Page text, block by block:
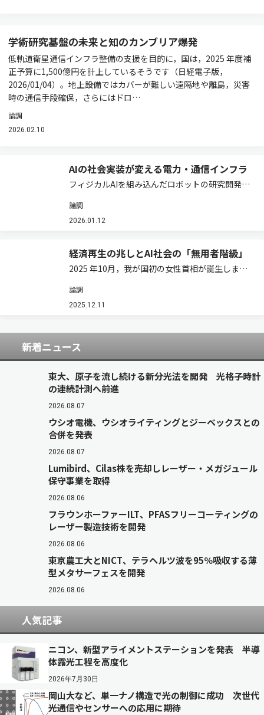
学術研究基盤の未来と知のカンブリア爆発
低軌道衛星通信インフラ整備の支援を目的に，国は，2025 年度補
正予算に1,500億円を計上しているそうです（日経電子版，
2026/01/04）。地上設備ではカバーが難しい遠隔地や離島，災害
時の通信手段確保，さらにはドロ…
論調
2026.02.10
AIの社会実装が変える電力・通信インフラ
フィジカルAIを組み込んだロボットの研究開発が
初旬，「2025国際ロボット展（iREX2025）」が
開催されました
論調
2026.01.12
経済再生の兆しとAI社会の「無用者階級」
2025 年10月，我が国初の女性首相が誕生しまし
歓迎，期待しているようです。同時に，どの様な
政策が打ち出されるかに関連しての議論は沸騰気
論調
2025.12.11
新着ニュース
東大、原子を流し続ける新分光法を開発 光格子時計
の連続計測へ前進
2026.08.07
ウシオ電機、ウシオライティングとジーベックスとの
合併を発表
2026.08.07
Lumibird、Cilas株を売却しレーザー・メガジュール
保守事業を取得
2026.08.06
フラウンホーファーILT、PFASフリーコーティングの
レーザー製造技術を開発
2026.08.06
東京農工大とNICT、テラヘルツ波を95％吸収する薄
型メタサーフェスを開発
2026.08.06
人気記事
ニコン、新型アライメントステーションを発表 半導
体露光工程を高度化
2026年7月30日
岡山大など、単一ナノ構造で光の制御に成功 次世代
光通信やセンサーへの応用に期待